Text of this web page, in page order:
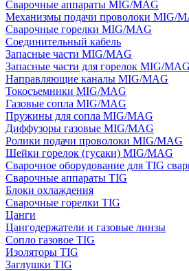
Сварочные аппараты MIG/MAG
Механизмы подачи проволоки MIG/
Сварочные горелки MIG/MAG
Соединительный кабель
Запасные части MIG/MAG
Запасные части для горелок MIG/MAG
Направляющие каналы MIG/MAG
Токосъемники MIG/MAG
Газовые сопла MIG/MAG
Пружины для сопла MIG/MAG
Диффузоры газовые MIG/MAG
Ролики подачи проволоки MIG/MAG
Шейки горелок (гусаки) MIG/MAG
Сварочное оборудование для TIG
Сварочные аппараты TIG
Блоки охлаждения
Сварочные горелки TIG
Цанги
Цангодержатели и газовые линзы
Сопло газовое TIG
Изоляторы TIG
Заглушки TIG